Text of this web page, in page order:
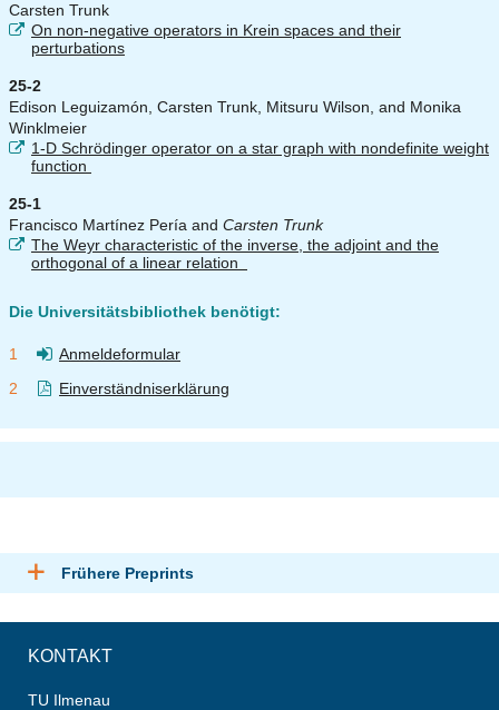
Carsten Trunk
On non-negative operators in Krein spaces and their
perturbations
25-2
Edison Leguizamón, Carsten Trunk, Mitsuru Wilson, and Monika
Winklmeier
1-D Schrödinger operator on a star graph with nondefinite weight
function
25-1
Francisco Martínez Pería and Carsten Trunk
The Weyr characteristic of the inverse, the adjoint and the
orthogonal of a linear relation
Die Universitätsbibliothek benötigt:
Anmeldeformular
Einverständniserklärung
Frühere Preprints
KONTAKT
TU Ilmenau